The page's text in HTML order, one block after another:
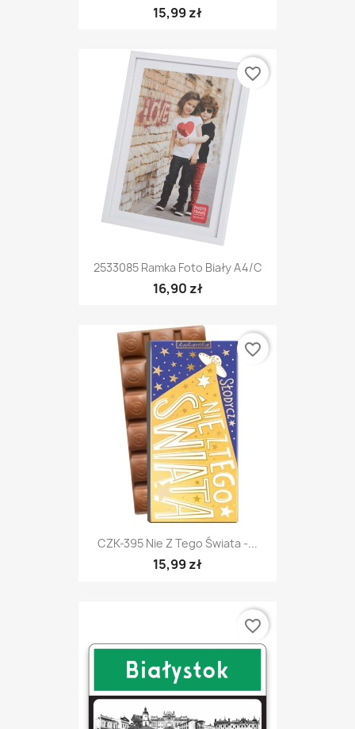
15,99 zł
2533085 Ramka Foto Biały A4/c
16,90 zł
favorite_border
CZK-395 Nie Z Tego Świata -...
15,99 zł
favorite_border
favorite_border